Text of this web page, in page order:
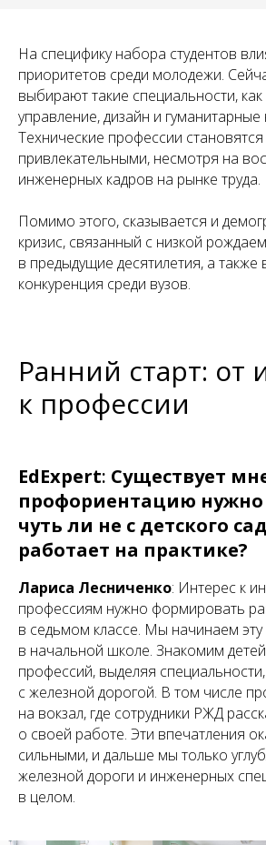
На специфику набора студентов
приоритетов среди молодежи.
выбирают такие специальности,
управление, дизайн и гуманитарные
Технические профессии
привлекательными, несмотря на
инженерных кадров на рынке труда.
Помимо этого, сказывается и
кризис, связанный с низкой
в предыдущие десятилетия, а также
конкуренция среди вузов.
Ранний старт: от
к профессии
EdExpert: Существует
профориентацию
чуть ли не с детского
работает на практике?
Лариса Лесниченко: Интерес к
профессиям нужно формировать
в седьмом классе. Мы начинаем эту
в начальной школе. Знакомим
профессий, выделяя
с железной дорогой. В том числе
на вокзал, где сотрудники РЖД
о своей работе. Эти впечатления
сильными, и дальше мы только
железной дороги и инженерных
в целом.